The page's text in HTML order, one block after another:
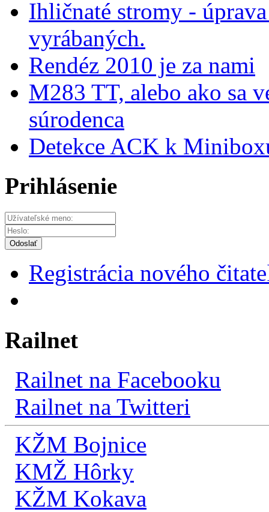
Ihličnaté stromy -
vyrábaných.
Rendéz 2010 je za nami
M283 TT, alebo ako sa
súrodenca
Detekce ACK k
Prihlásenie
Odoslať
Registrácia nového
Railnet
Railnet na Facebooku
Railnet na Twitteri
KŽM Bojnice
KMŽ Hôrky
KŽM Kokava